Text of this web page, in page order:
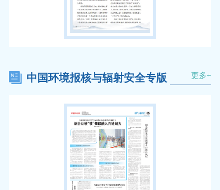
中国环境报核与辐射安全专版 更多+